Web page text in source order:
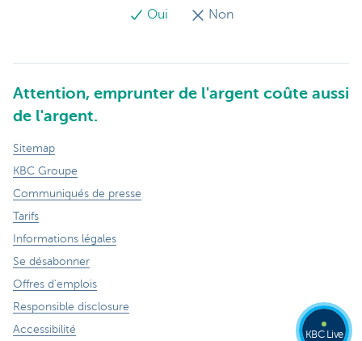
Oui Non
Attention, emprunter de l'argent coûte aussi
de l'argent.
Sitemap
KBC Groupe
Communiqués de presse
Tarifs
Informations légales
Se désabonner
Offres d'emplois
Responsible disclosure
Accessibilité
KBC Live